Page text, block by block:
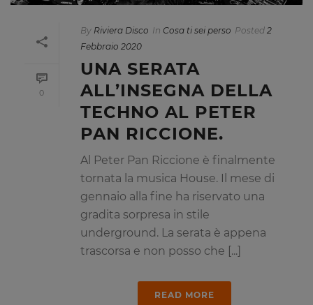
0
By Riviera Disco In Cosa ti sei perso Posted 2
Febbraio 2020
UNA SERATA
ALL’INSEGNA DELLA
TECHNO AL PETER
PAN RICCIONE.
Al Peter Pan Riccione è finalmente
tornata la musica House. Il mese di
gennaio alla fine ha riservato una
gradita sorpresa in stile
underground. La serata è appena
trascorsa e non posso che [...]
READ MORE